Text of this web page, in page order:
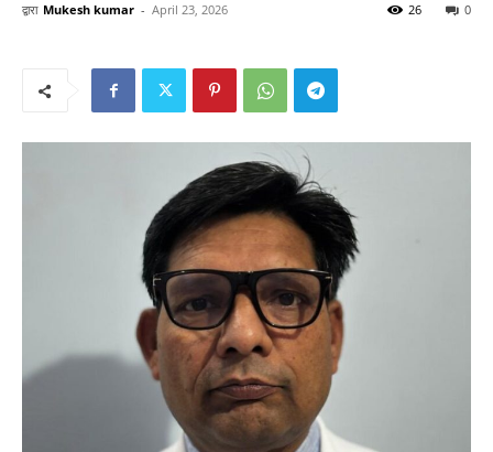
द्वारा Mukesh kumar - April 23, 2026 0
26